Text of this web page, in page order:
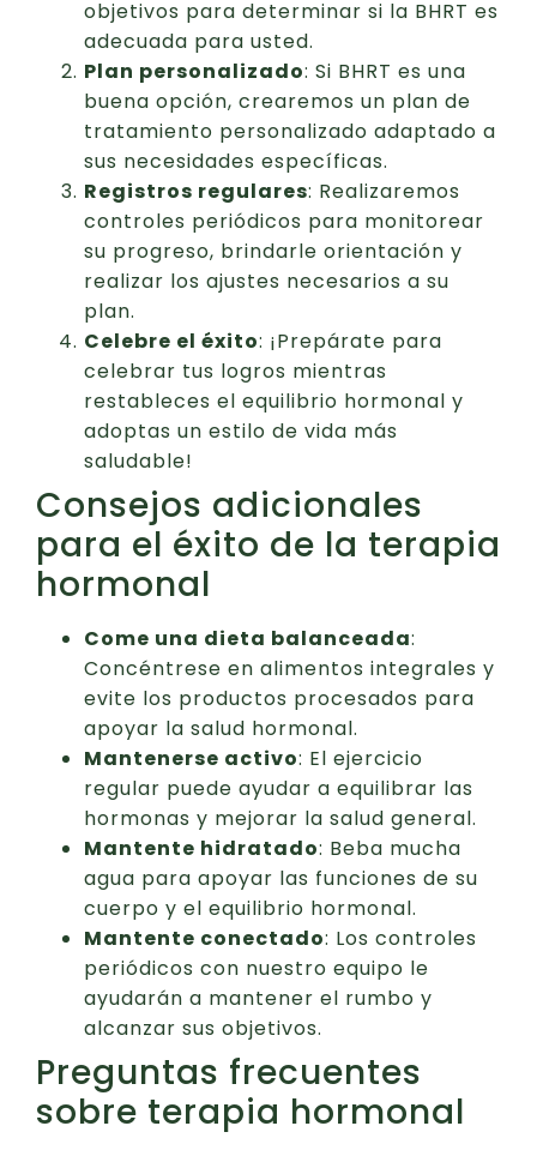
objetivos para determinar si la BHRT es
adecuada para usted.
Plan personalizado: Si BHRT es una
buena opción, crearemos un plan de
tratamiento personalizado adaptado a
sus necesidades específicas.
Registros regulares: Realizaremos
controles periódicos para monitorear
su progreso, brindarle orientación y
realizar los ajustes necesarios a su
plan.
Celebre el éxito: ¡Prepárate para
celebrar tus logros mientras
restableces el equilibrio hormonal y
adoptas un estilo de vida más
saludable!
Consejos adicionales
para el éxito de la terapia
hormonal
Come una dieta balanceada:
Concéntrese en alimentos integrales y
evite los productos procesados para
apoyar la salud hormonal.
Mantenerse activo: El ejercicio
regular puede ayudar a equilibrar las
hormonas y mejorar la salud general.
Mantente hidratado: Beba mucha
agua para apoyar las funciones de su
cuerpo y el equilibrio hormonal.
Mantente conectado: Los controles
periódicos con nuestro equipo le
ayudarán a mantener el rumbo y
alcanzar sus objetivos.
Preguntas frecuentes
sobre terapia hormonal